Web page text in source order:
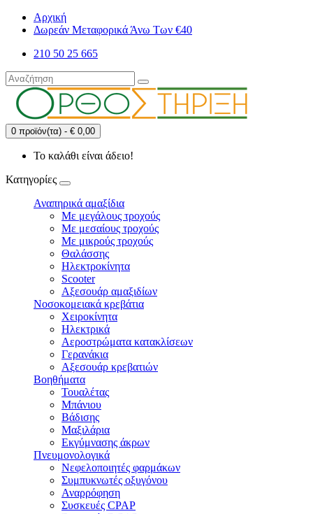
Αρχική
Δωρεάν Μεταφορικά Άνω Των €40
210 50 25 665
0 προϊόν(τα) - € 0,00
Το καλάθι είναι άδειο!
Κατηγορίες
Αναπηρικά αμαξίδια
Με μεγάλους τροχούς
Με μεσαίους τροχούς
Με μικρούς τροχούς
Θαλάσσης
Ηλεκτροκίνητα
Scooter
Αξεσουάρ αμαξιδίων
Νοσοκομειακά κρεβάτια
Χειροκίνητα
Ηλεκτρικά
Αεροστρώματα κατακλίσεων
Γερανάκια
Αξεσουάρ κρεβατιών
Βοηθήματα
Τουαλέτας
Μπάνιου
Βάδισης
Μαξιλάρια
Εκγύμνασης άκρων
Πνευμονολογικά
Νεφελοποιητές φαρμάκων
Συμπυκνωτές οξυγόνου
Αναρρόφηση
Συσκευές CPAP